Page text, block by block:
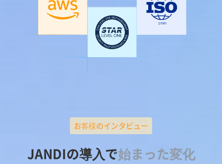
お客様のインタビュー
JANDIの導入で始まった変化